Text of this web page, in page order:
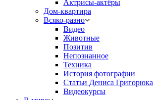
Актрисы-актёры
Дом-квартира
Всяко-разно
Видео
Животные
Позитив
Непознанное
Техника
История фотографии
Статьи Дениса Григорюка
Видеокурсы